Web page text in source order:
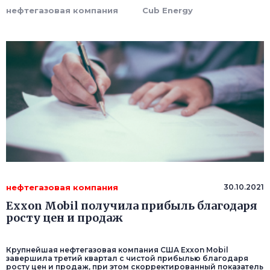
нефтегазовая компания Cub Energy
нефтегазовая компания 30.10.2021
Exxon Mobil получила прибыль благодаря
росту цен и продаж
Крупнейшая нефтегазовая компания США Exxon Mobil
завершила третий квартал с чистой прибылью благодаря
росту цен и продаж, при этом скорректированный показатель